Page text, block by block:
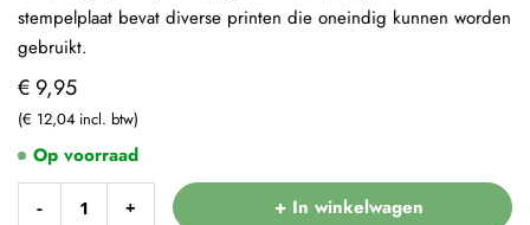
€ 9,95
€ 12,04
- + + In winkelwagen
Op voorraad
stempelplaat bevat diverse printen die oneindig kunnen worden
gebruikt.